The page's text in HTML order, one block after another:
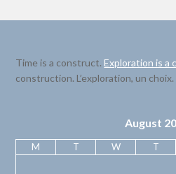
Time is a construct.Exploration is a
construction. L’exploration, un choix.
August
M T W T